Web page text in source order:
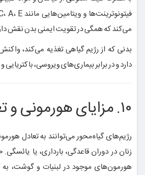
می‌کند که همگی در تقویت ایمنی بدن نقش
بدنی که از رژیم گیاهی تغذیه می‌کند،
دارد و در برابر بیماری‌های ویروسی، باکتریایی
۱۰. مزایای هورمونی و تعادل در بدن
رژیم‌های گیاه‌محور می‌توانند به تعادل
زنان در دوران قاعدگی، بارداری، یا
هورمون‌های موجود در لبنیات و گوشت،